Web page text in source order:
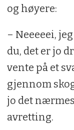
og høyere:
– Neeeeei,
du, det er jo
vente på et
gjennom
jo det
avretting.